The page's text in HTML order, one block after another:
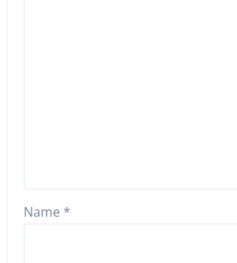
Name *